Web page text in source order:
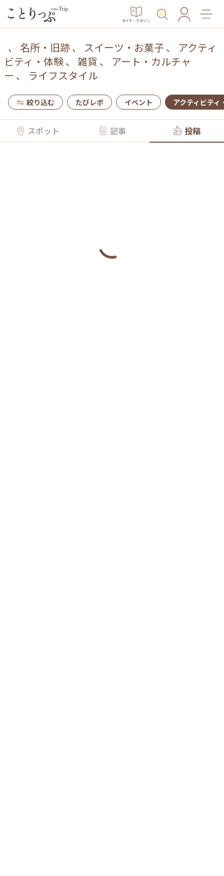
ガイド・マガジン
、 名所・旧跡、 スイーツ・お菓子、 アクティ
ビティ・体験、 雑貨 、 アート・カルチャ
ー 、 ライフスタイル
絞り込む たびレポ イベント アクティビティ
スポット 記事 投稿